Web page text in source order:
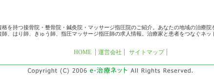
格を持つ接骨院・整骨院・鍼灸院・マッサージ指圧院のご紹介。あなたの地域の治療院
師、はり師、きゅう師、指圧マッサージ指圧師の求人情報。治療家と患者をつなぐネッ
HOME 運営会社 サイトマップ